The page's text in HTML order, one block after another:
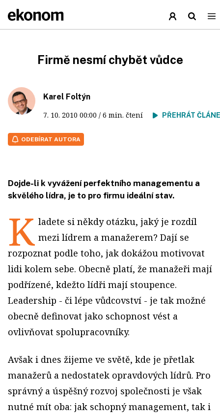
Firmě nesmí chybět vůdce
Karel Foltýn
7. 10. 2010 00:00 / 6 min. čtení PŘEHRÁT
ODEBÍRAT AUTORA
Dojde-li k vyvážení perfektního managementu a
skvělého lídra, je to pro firmu ideální stav.
K ladete si někdy otázku, jaký je rozdíl
mezi lídrem a manažerem? Dají se
rozpoznat podle toho, jak dokážou motivovat
lidi kolem sebe. Obecně platí, že manažeři mají
podřízené, kdežto lídři mají stoupence.
Leadership - či lépe vůdcovství - je tak možné
obecně definovat jako schopnost vést a
ovlivňovat spolupracovníky.
Avšak i dnes žijeme ve světě, kde je přetlak
manažerů a nedostatek opravdových lídrů. Pro
správný a úspěšný rozvoj společnosti je však
nutné mít oba: jak schopný management, tak i